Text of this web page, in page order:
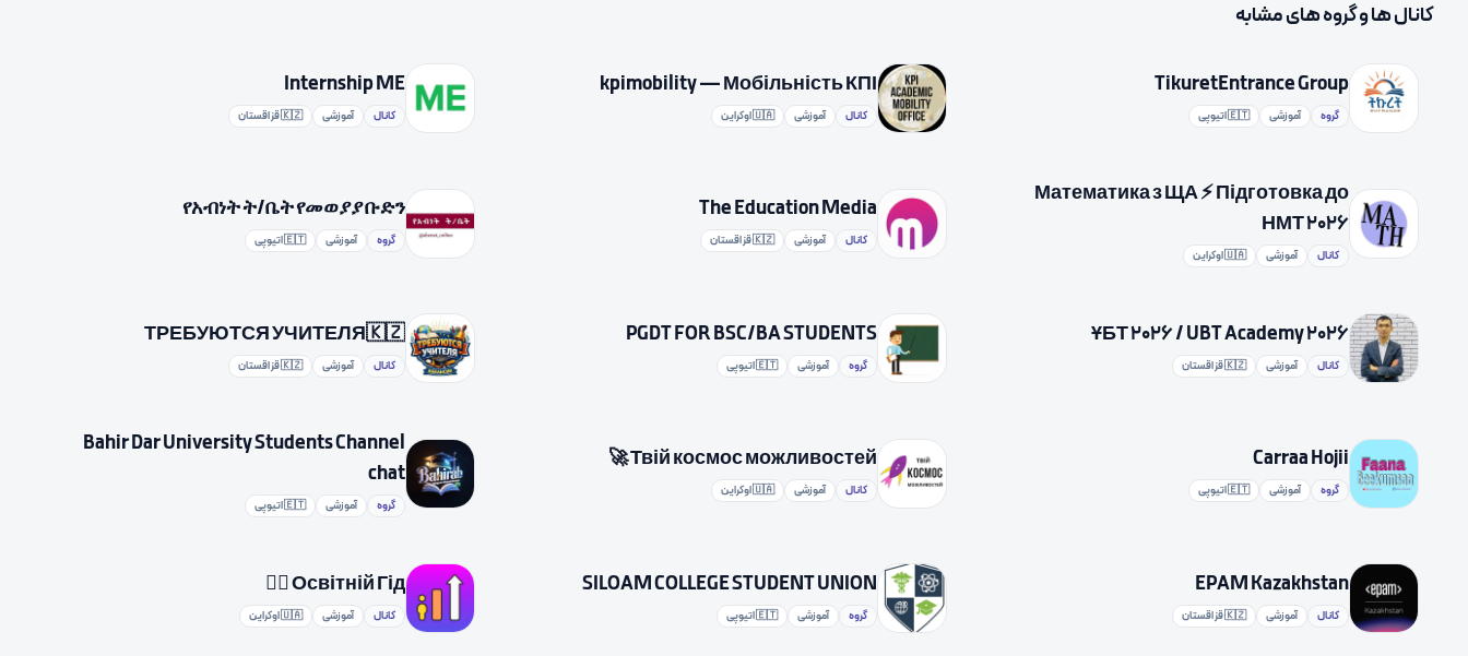
کانال ها و گروه های مشابه
TikuretEntrance Group
گروه آموزشی 🇪🇹 اتیوپی
kpimobility — Мобільність КПІ
کانال آموزشی 🇺🇦 اوکراین
Internship ME
کانال آموزشی 🇰🇿 قزاقستان
Математика з ЩА ⚡️ Підготовка до
НМТ 2026
کانال آموزشی 🇺🇦 اوکراین
The Education Media
کانال آموزشی 🇰🇿 قزاقستان
የአብነት ት/ቤት የመወያያ ቡድን
گروه آموزشی 🇪🇹 اتیوپی
ҰБТ 2026 / UBT Academy 2026
کانال آموزشی 🇰🇿 قزاقستان
PGDT FOR BSC/BA STUDENTS
گروه آموزشی 🇪🇹 اتیوپی
ТРЕБУЮТСЯ УЧИТЕЛЯ🇰🇿
کانال آموزشی 🇰🇿 قزاقستان
Carraa Hojii
گروه آموزشی 🇪🇹 اتیوپی
Твій космос можливостей 🚀
کانال آموزشی 🇺🇦 اوکراین
Bahir Dar University Students Channel
chat
گروه آموزشی 🇪🇹 اتیوپی
EPAM Kazakhstan
کانال آموزشی 🇰🇿 قزاقستان
SILOAM COLLEGE STUDENT UNION
گروه آموزشی 🇪🇹 اتیوپی
Освітній Гід 💁‍♀️
کانال آموزشی 🇺🇦 اوکراین